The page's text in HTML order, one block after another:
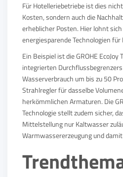
Für Hotelleriebetriebe ist dies
Kosten, sondern auch die
erheblicher Posten. Hier lohnt
energiesparende Technologien für
Ein Beispiel ist die GROHE EcoJoy
integrierten
Wasserverbrauch um bis zu 50
Strahlregler für dasselbe
herkömmlichen Armaturen. Die
Technologie stellt zudem sicher,
Mittelstellung nur Kaltwasser
Warmwassererzeugung und